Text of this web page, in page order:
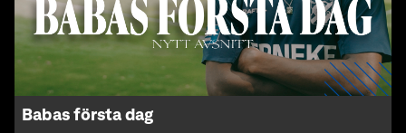
Babas första dag